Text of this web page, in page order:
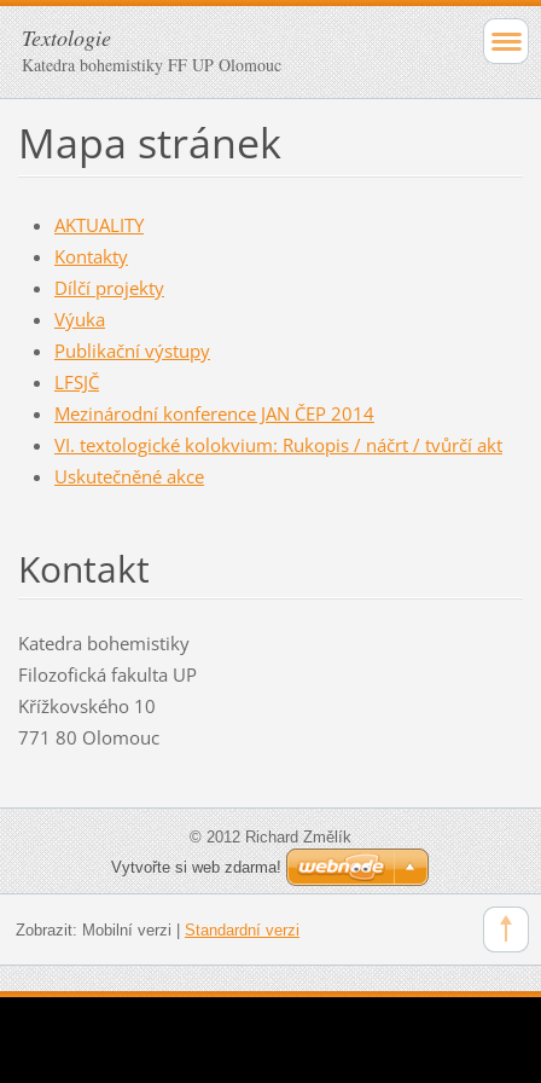
Textologie
Katedra bohemistiky FF UP Olomouc
Mapa stránek
AKTUALITY
Kontakty
Dílčí projekty
Výuka
Publikační výstupy
LFSJČ
Mezinárodní konference JAN ČEP 2014
VI. textologické kolokvium: Rukopis / náčrt / tvůrčí akt
Uskutečněné akce
Kontakt
Katedra bohemistiky
Filozofická fakulta UP
Křížkovského 10
771 80 Olomouc
© 2012 Richard Změlík
Vytvořte si web zdarma!
Zobrazit: Mobilní verzi Standardní verzi